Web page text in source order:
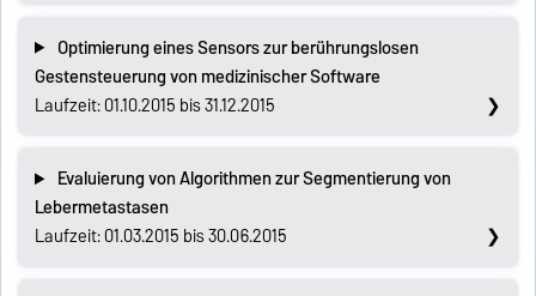
Optimierung eines Sensors zur berührungslosen
Gestensteuerung von medizinischer Software
Laufzeit: 01.10.2015 bis 31.12.2015
Evaluierung von Algorithmen zur Segmentierung von
Lebermetastasen
Laufzeit: 01.03.2015 bis 30.06.2015